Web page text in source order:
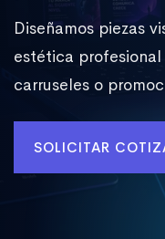
Diseñamos piezas
estética
carruseles o
SOLICITAR